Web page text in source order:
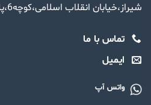
شیراز،خیابان انقلاب اسلامی،کوچه6،پلاک17
تماس با ما
ایمیل
واتس آپ